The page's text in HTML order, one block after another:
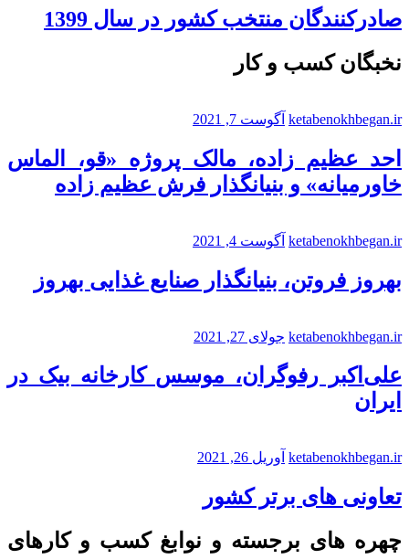
صادرکنندگان منتخب کشور در سال 1399
نخبگان کسب و کار
ketabenokhbegan.ir آگوست 7, 2021
احد عظیم زاده، مالک پروژه «قو، الماس
خاورمیانه» و بنیانگذار فرش عظیم زاده
ketabenokhbegan.ir آگوست 4, 2021
بهروز فروتن، بنیانگذار صنایع غذایی بهروز
ketabenokhbegan.ir جولای 27, 2021
علی‌اکبر رفوگران، موسس کارخانه بیک در
ایران
ketabenokhbegan.ir آوریل 26, 2021
تعاونی های برتر کشور
چهره های برجسته و نوابغ کسب و کارهای